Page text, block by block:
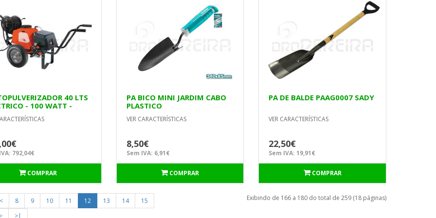
40 LTS
- 100 WATT -
- ENROLADOR 35
792,04€
COMPRAR
PA BICO MINI JARDIM CABO
PLASTICO
VER CARACTERÍSTICAS
8,50€
Sem IVA: 6,91€
COMPRAR
PA DE BALDE PAAG0007 SADY
VER CARACTERÍSTICAS
22,50€
Sem IVA: 19,91€
COMPRAR
< 8 9 10 11 12 13 14
15
> >|
Exibindo de 166 a 180 do total de 259 (18 páginas)